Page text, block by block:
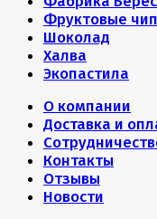
Фруктовые
Шоколад
Халва
Экопастила
О компании
Доставка и
Контакты
Отзывы
Новости